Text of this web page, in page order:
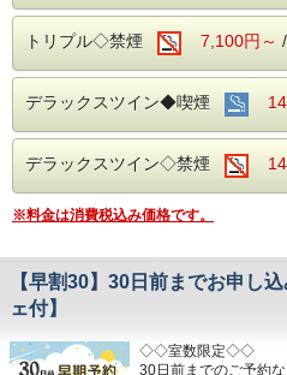
トリプル◇禁煙 7,100円～
デラックスツイン◆喫煙
デラックスツイン◇禁煙
※料金は消費税込み価格です。
【早割30】30日前までお申し
ェ付】
◇◇室数限定◇◇
30日前までのご予約